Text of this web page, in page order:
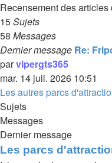
Recensement des articles
15Sujets
58 Messages
Dernier message Re:
parvipergts365
mar. 14 juil. 2026 10:51
Les autres parcs
Sujets
Messages
Dernier message
Les parcs